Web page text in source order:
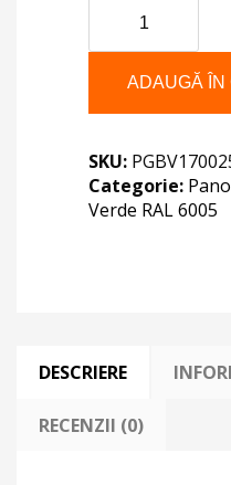
PANOU
BORDURAT
1700X2500X3.2
6005
ADAUGĂ ÎN
SKU:
Categorie:
Verde RAL 6005
DESCRIERE
RECENZII (0)